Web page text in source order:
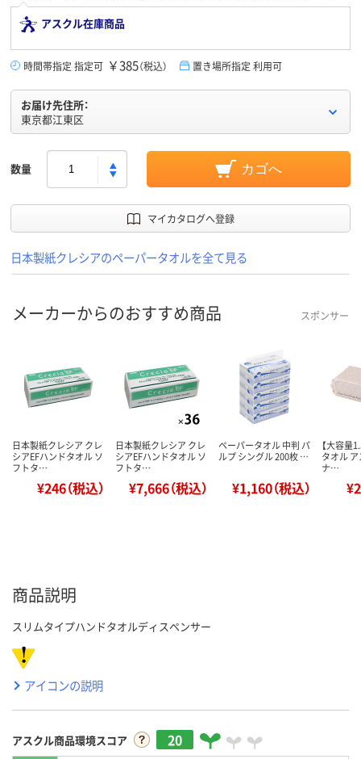
アスクル在庫商品
時間帯指定 指定可 ￥385（税込） 置き場所指定 利用可
お届け先住所：
東京都江東区
数量 カゴへ
マイカタログへ登録
日本製紙クレシアのペーパータオルを全て見る
メーカーからのおすすめ商品 スポンサー
日本製紙クレシア クレ
シアEFハンドタオル ソ
フトタ…
¥246（税込）
日本製紙クレシア クレ
シアEFハンドタオル ソ
フトタ…
¥7,666（税込）
ペーパータオル 中判 パ
ルプ シングル 200枚 …
¥1,160（税込）
【大容量
タオル
ナ…
商品説明
スリムタイプハンドタオルディスペンサー
アイコンの説明
アスクル商品環境スコア 20